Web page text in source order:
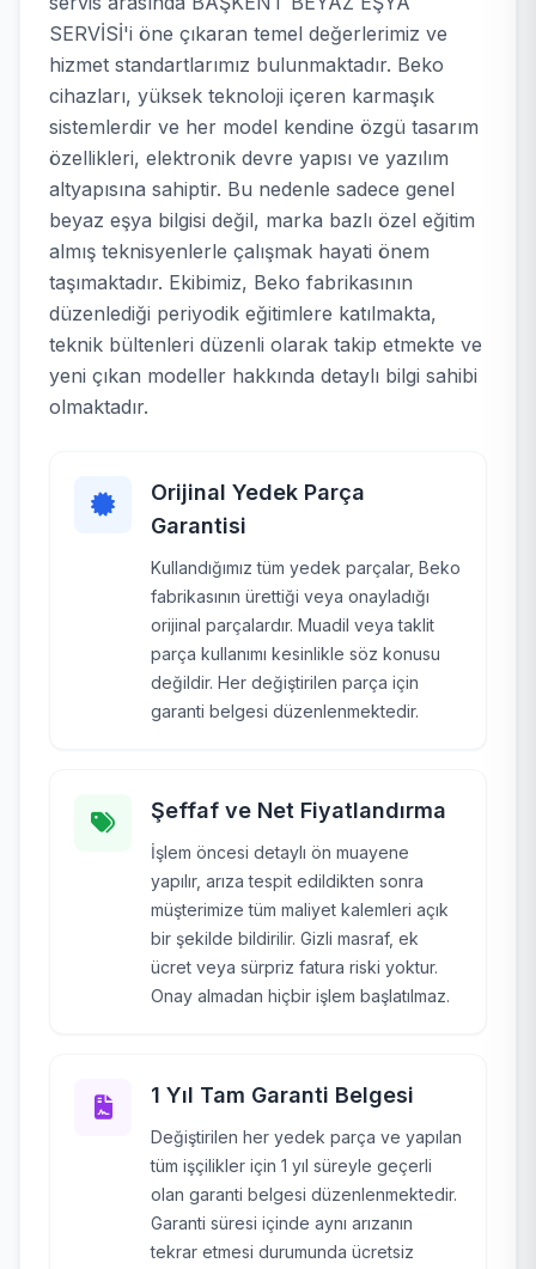
SERVİSİ'i öne çıkaran temel değerlerimiz ve
hizmet standartlarımız bulunmaktadır. Beko
cihazları, yüksek teknoloji içeren karmaşık
sistemlerdir ve her model kendine özgü tasarım
özellikleri, elektronik devre yapısı ve yazılım
altyapısına sahiptir. Bu nedenle sadece genel
beyaz eşya bilgisi değil, marka bazlı özel eğitim
almış teknisyenlerle çalışmak hayati önem
taşımaktadır. Ekibimiz, Beko fabrikasının
düzenlediği periyodik eğitimlere katılmakta,
teknik bültenleri düzenli olarak takip etmekte ve
yeni çıkan modeller hakkında detaylı bilgi sahibi
olmaktadır.
Orijinal Yedek Parça
Garantisi
Kullandığımız tüm yedek parçalar, Beko
fabrikasının ürettiği veya onayladığı
orijinal parçalardır. Muadil veya taklit
parça kullanımı kesinlikle söz konusu
değildir. Her değiştirilen parça için
garanti belgesi düzenlenmektedir.
Şeffaf ve Net Fiyatlandırma
İşlem öncesi detaylı ön muayene
yapılır, arıza tespit edildikten sonra
müşterimize tüm maliyet kalemleri açık
bir şekilde bildirilir. Gizli masraf, ek
ücret veya sürpriz fatura riski yoktur.
Onay almadan hiçbir işlem başlatılmaz.
1 Yıl Tam Garanti Belgesi
Değiştirilen her yedek parça ve yapılan
tüm işçilikler için 1 yıl süreyle geçerli
olan garanti belgesi düzenlenmektedir.
Garanti süresi içinde aynı arızanın
tekrar etmesi durumunda ücretsiz